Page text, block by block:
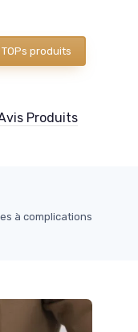
produits
Produits
à complications